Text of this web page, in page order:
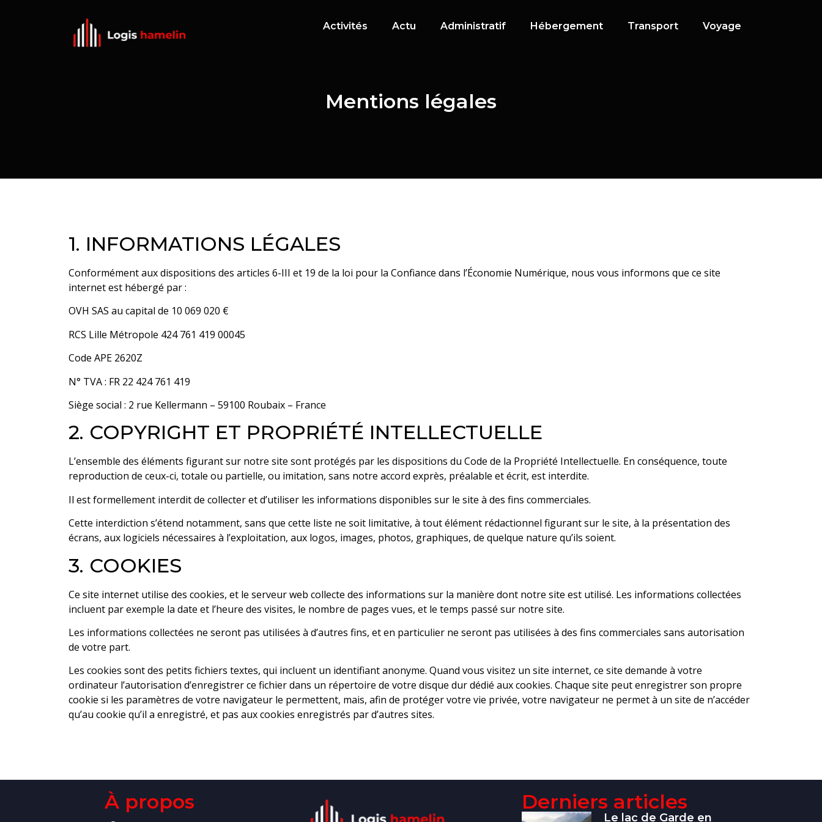
Activités Actu Administratif Hébergement Transport Voyage
Mentions légales
1. INFORMATIONS LÉGALES
Conformément aux dispositions des articles 6-III et 19 de la loi pour la Confiance dans l’Économie Numérique, nous vous informons que ce site
internet est hébergé par :
OVH SAS au capital de 10 069 020 €
RCS Lille Métropole 424 761 419 00045
Code APE 2620Z
N° TVA : FR 22 424 761 419
Siège social : 2 rue Kellermann – 59100 Roubaix – France
2. COPYRIGHT ET PROPRIÉTÉ INTELLECTUELLE
L’ensemble des éléments figurant sur notre site sont protégés par les dispositions du Code de la Propriété Intellectuelle. En conséquence, toute
reproduction de ceux-ci, totale ou partielle, ou imitation, sans notre accord exprès, préalable et écrit, est interdite.
Il est formellement interdit de collecter et d’utiliser les informations disponibles sur le site à des fins commerciales.
Cette interdiction s’étend notamment, sans que cette liste ne soit limitative, à tout élément rédactionnel figurant sur le site, à la présentation des
écrans, aux logiciels nécessaires à l’exploitation, aux logos, images, photos, graphiques, de quelque nature qu’ils soient.
3. COOKIES
Ce site internet utilise des cookies, et le serveur web collecte des informations sur la manière dont notre site est utilisé. Les informations collectées
incluent par exemple la date et l’heure des visites, le nombre de pages vues, et le temps passé sur notre site.
Les informations collectées ne seront pas utilisées à d’autres fins, et en particulier ne seront pas utilisées à des fins commerciales sans autorisation
de votre part.
Les cookies sont des petits fichiers textes, qui incluent un identifiant anonyme. Quand vous visitez un site internet, ce site demande à votre
ordinateur l’autorisation d’enregistrer ce fichier dans un répertoire de votre disque dur dédié aux cookies. Chaque site peut enregistrer son propre
cookie si les paramètres de votre navigateur le permettent, mais, afin de protéger votre vie privée, votre navigateur ne permet à un site de n’accéder
qu’au cookie qu’il a enregistré, et pas aux cookies enregistrés par d’autres sites.
À propos Derniers articles
Le lac de Garde en